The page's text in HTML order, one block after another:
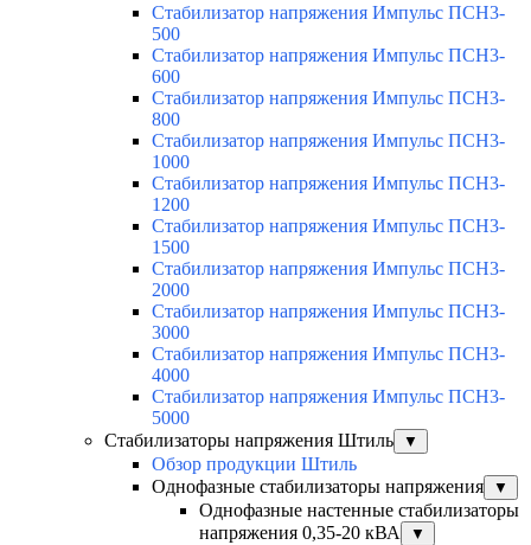
Стабилизатор напряжения Импульс ПСН3-
500
Стабилизатор напряжения Импульс ПСН3-
600
Стабилизатор напряжения Импульс ПСН3-
800
Стабилизатор напряжения Импульс ПСН3-
1000
Стабилизатор напряжения Импульс ПСН3-
1200
Стабилизатор напряжения Импульс ПСН3-
1500
Стабилизатор напряжения Импульс ПСН3-
2000
Стабилизатор напряжения Импульс ПСН3-
3000
Стабилизатор напряжения Импульс ПСН3-
4000
Стабилизатор напряжения Импульс ПСН3-
5000
Стабилизаторы напряжения Штиль
▼
Обзор продукции Штиль
Однофазные стабилизаторы напряжения
▼
Однофазные настенные стабилизаторы
напряжения 0,35-20 кВА
▼